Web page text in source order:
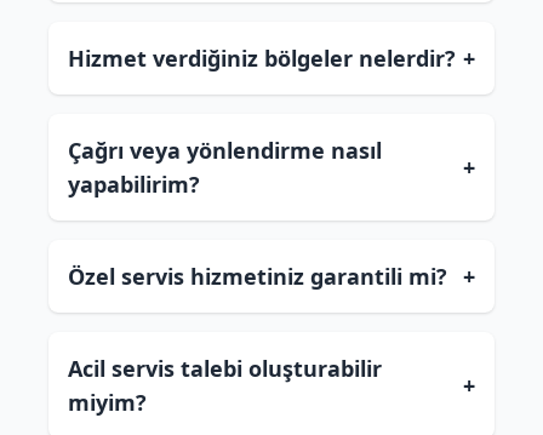
Hizmet verdiğiniz bölgeler nelerdir? +
Çağrı veya yönlendirme nasıl
yapabilirim?
+
Özel servis hizmetiniz garantili mi? +
Acil servis talebi oluşturabilir
miyim?
+